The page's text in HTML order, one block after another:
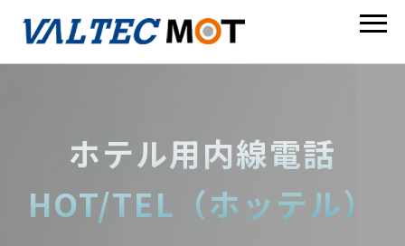
ホテル用内線電話
HOT/TEL（ホッテル）